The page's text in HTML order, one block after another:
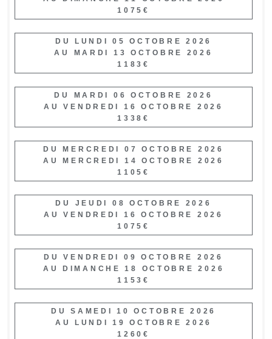
1075€
DU LUNDI 05 OCTOBRE 2026
AU MARDI 13 OCTOBRE 2026
1183€
DU MARDI 06 OCTOBRE 2026
AU VENDREDI 16 OCTOBRE 2026
1338€
DU MERCREDI 07 OCTOBRE 2026
AU MERCREDI 14 OCTOBRE 2026
1105€
DU JEUDI 08 OCTOBRE 2026
AU VENDREDI 16 OCTOBRE 2026
1075€
DU VENDREDI 09 OCTOBRE 2026
AU DIMANCHE 18 OCTOBRE 2026
1153€
DU SAMEDI 10 OCTOBRE 2026
AU LUNDI 19 OCTOBRE 2026
1260€